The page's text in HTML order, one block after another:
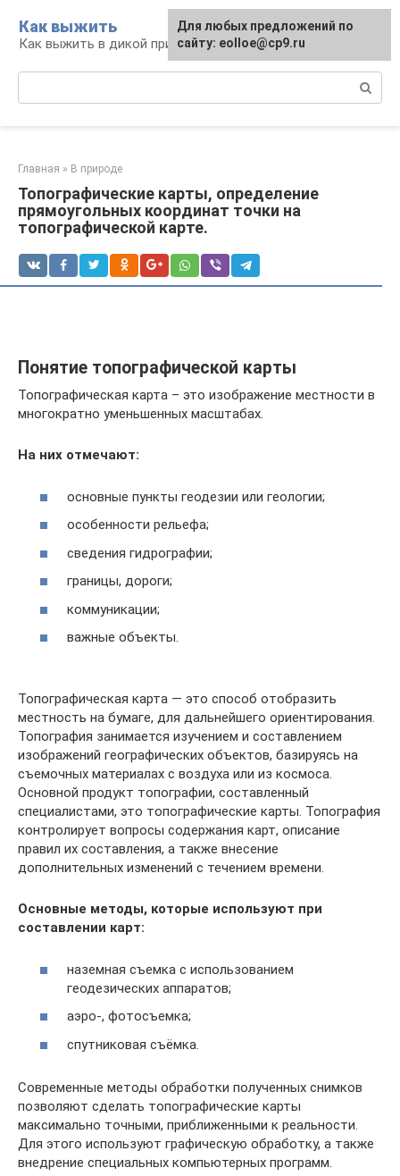
контенту
Как выжить
Как выжить в дикой природе и при ЧС
Главная » В природе
Топографические карты, определение
прямоугольных координат точки на
топографической карте.
Понятие топографической карты
Топографическая карта – это изображение местности в
многократно уменьшенных масштабах.
На них отмечают:
основные пункты геодезии или геологии;
особенности рельефа;
сведения гидрографии;
границы, дороги;
коммуникации;
важные объекты.
Топографическая карта — это способ отобразить
местность на бумаге, для дальнейшего ориентирования.
Топография занимается изучением и составлением
изображений географических объектов, базируясь на
съемочных материалах с воздуха или из космоса.
Основной продукт топографии, составленный
специалистами, это топографические карты. Топография
контролирует вопросы содержания карт, описание
правил их составления, а также внесение
дополнительных изменений с течением времени.
Основные методы, которые используют при
составлении карт:
наземная съемка с использованием
геодезических аппаратов;
аэро-, фотосъемка;
спутниковая съёмка.
Современные методы обработки полученных снимков
позволяют сделать топографические карты
максимально точными, приближенными к реальности.
Для этого используют графическую обработку, а также
внедрение специальных компьютерных программ.
Для любых предложений по
сайту: eolloe@cp9.ru